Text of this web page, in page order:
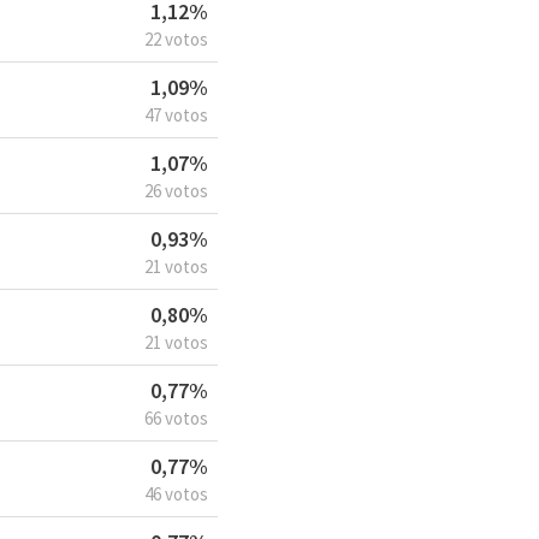
1,12%
22 votos
1,09%
47 votos
1,07%
26 votos
0,93%
21 votos
0,80%
21 votos
0,77%
66 votos
0,77%
46 votos